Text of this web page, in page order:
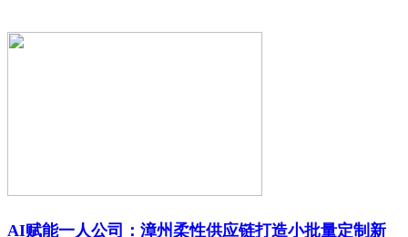
AI赋能一人公司：漳州柔性供应链打造小批量定制新